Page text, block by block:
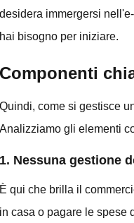
desidera immergersi
hai bisogno per iniziare.
Componenti
Quindi, come si gestisce
Analizziamo gli elementi
1. Nessuna gestione
È qui che brilla il
in casa o pagare le spese